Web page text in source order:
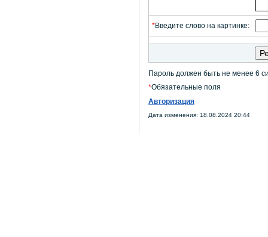
*Введите слово на картинке:
Пароль должен быть не менее 6
*Обязательные поля
Авторизация
Дата изменения: 18.08.2024 20:44